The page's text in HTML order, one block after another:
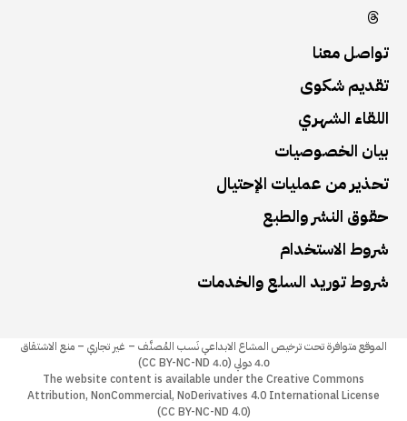
تواصل معنا
تقديم شكوى
اللقاء الشهري
بيان الخصوصيات
تحذير من عمليات الإحتيال
حقوق النشر والطبع
شروط الاستخدام
شروط توريد السلع والخدمات
الموقع متوافرة تحت ترخيص المشاع الابداعي نَسب المُصنَّف – غير تجاري – منع الاشتقاق
4.0 دولي (4.0 CC BY-NC-ND)
The website content is available under the Creative Commons
Attribution, NonCommercial, NoDerivatives 4.0 International License
(CC BY-NC-ND 4.0)